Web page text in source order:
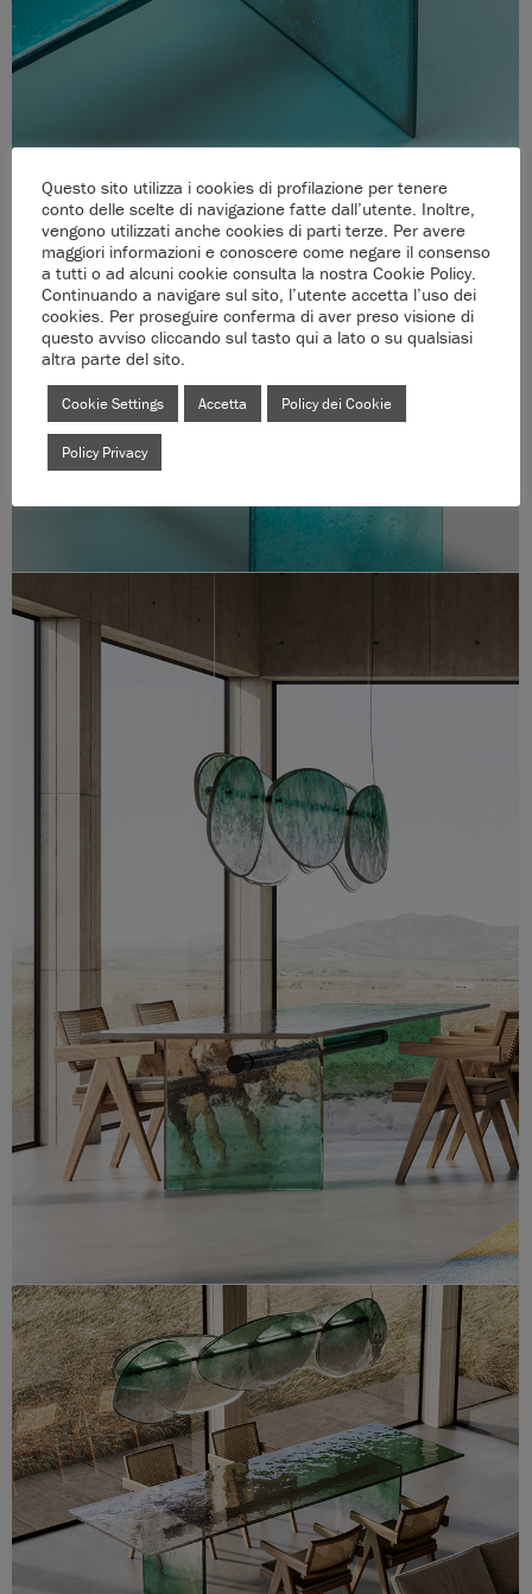
Questo sito utilizza i cookies di profilazione per tenere
conto delle scelte di navigazione fatte dall’utente. Inoltre,
vengono utilizzati anche cookies di parti terze. Per avere
maggiori informazioni e conoscere come negare il consenso
a tutti o ad alcuni cookie consulta la nostra Cookie Policy.
Continuando a navigare sul sito, l’utente accetta l’uso dei
cookies. Per proseguire conferma di aver preso visione di
questo avviso cliccando sul tasto qui a lato o su qualsiasi
altra parte del sito.
Cookie Settings Accetta Policy dei Cookie
Policy Privacy